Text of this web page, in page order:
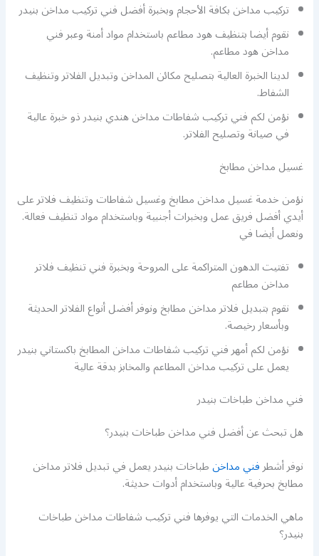
تركيب مداخن بكافة الأحجام وبخبرة أفضل فني تركيب مداخن بنيدر
نقوم أيضا بتنظيف هود مطاعم باستخدام مواد أمنة وعبر فني
مداخن هود مطاعم.
لدينا الخبرة العالية بتصليح مكائن المداخن وتبديل الفلاتر وتنظيف
الشفاط.
نؤمن لكم فني تركيب شفاطات مداخن هندي بنيدر ذو خبرة عالية
في صيانة وتصليح الفلاتر.
غسيل مداخن مطابخ
نؤمن خدمة غسيل مداخن مطابخ وغسيل شفاطات وتنظيف فلاتر على
أيدي أفضل فريق عمل وبخبرات أجنبية وباستخدام مواد تنظيف فعالة.
ونعمل أيضا في
تفتيت الدهون المتراكمة على المروحة وبخبرة فني تنظيف فلاتر
مداخن مطاعم
نقوم بتبديل فلاتر مداخن مطابخ ونوفر أفضل أنواع الفلاتر الحديثة
وبأسعار رخيصة.
نؤمن لكم أمهر فني تركيب شفاطات مداخن المطابخ باكستاني بنيدر
يعمل على تركيب مداخن المطاعم والمخابز بدقة عالية
فني مداخن طباخات بنيدر
هل تبحث عن أفضل فني مداخن طباخات بنيدر؟
نوفر أشطرفني مداخنطباخات بنيدر يعمل في تبديل فلاتر مداخن
مطابخ بحرفية عالية وباستخدام أدوات حديثة.
ماهي الخدمات التي يوفرها فني تركيب شفاطات مداخن طباخات
بنيدر؟